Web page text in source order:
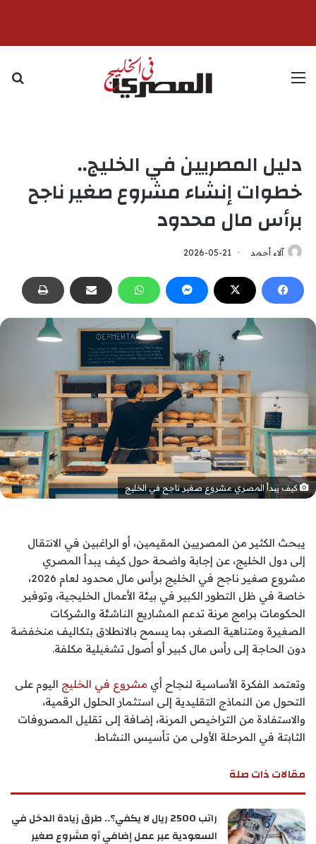
القائمة
دليل المصريين في الخليج..
خطوات إنشاء مشروع صغير ناجح
برأس مال محدود
آلاء أحمد 2026-05-21
كيف يبدأ المصري مشروع صغير ناجح في الخليج
يبحث الكثير من المصريين المقيمين، أو الراغبين في الانتقال
إلى دول الخليج، عن إجابة واضحة حول كيف يبدأ المصري
مشروع صغير ناجح في الخليج برأس مال محدود لعام 2026،
خاصة في ظل التطور الكبير في بيئة الأعمال الخليجية، وتوفير
الحكومات برامج مرنة تدعم المشاريع الناشئة والشركات
الصغيرة ومتناهية الصغر، بما يسمح بالانطلاق بتكاليف منخفضة
دون الحاجة إلى رأس مال كبير أو أصول تشغيلية مكلفة.
وتعتمد الفكرة الأساسية لنجاح أي مشروع في الخليج اليوم على
التحول من النماذج التقليدية إلى استثمار الحلول الرقمية،
والاستفادة من التراخيص المرنة، إضافة إلى تقليل المصروفات
الثابتة في المرحلة الأولى من تأسيس النشاط.
مقالات ذات صلة
راتب 2500 ريال لا يكفي؟.. طرق زيادة الدخل في
السعودية عبر عمل إضافي أو مشروع صغير